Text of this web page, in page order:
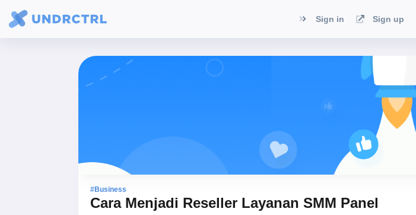
Sign in Sign up
#Business
Cara Menjadi Reseller Layanan SMM Panel